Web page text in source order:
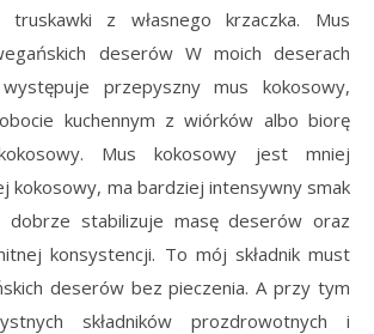
z własnego krzaczka. Mus
deserów W moich deserach
przepyszny mus kokosowy,
kuchennym z wiórków albo biorę
Mus kokosowy jest mniej
kokosowy, ma bardziej intensywny smak
dobrze stabilizuje masę deserów oraz
konsystencji. To mój składnik must
deserów bez pieczenia. A przy tym
składników prozdrowotnych i